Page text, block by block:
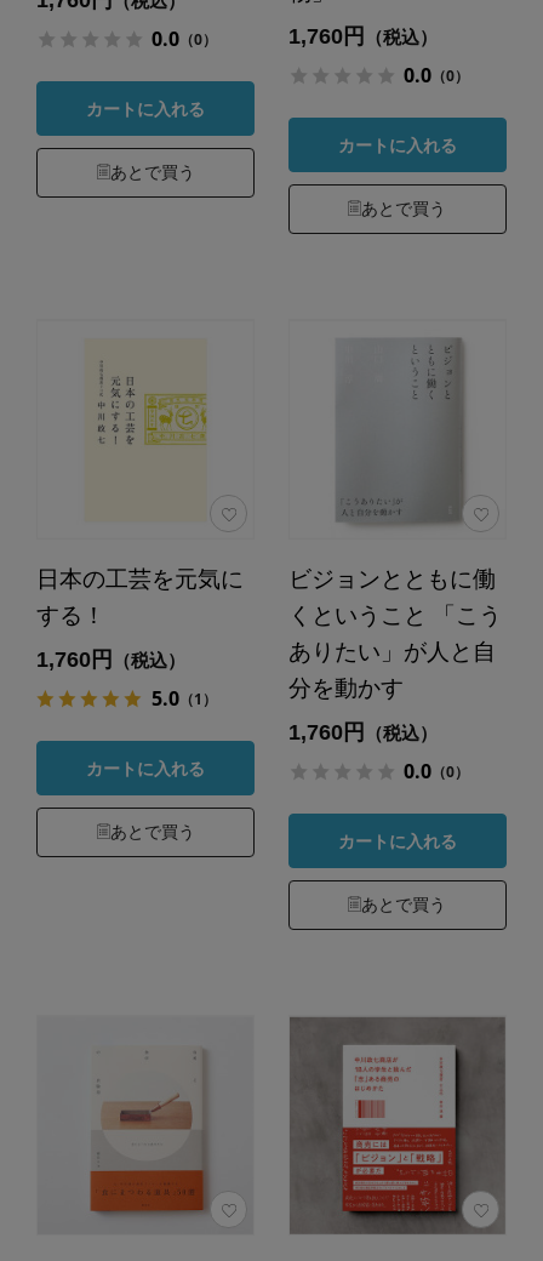
0.0（0）
カートに入れる
あとで買う
1,760円 （税込）
0.0（0）
カートに入れる
あとで買う
日本の工芸を元気に
する！
1,760円 （税込）
5.0（1）
カートに入れる
あとで買う
ビジョンとともに働
くということ 「こう
ありたい」が人と自
分を動かす
1,760円 （税込）
0.0（0）
カートに入れる
あとで買う